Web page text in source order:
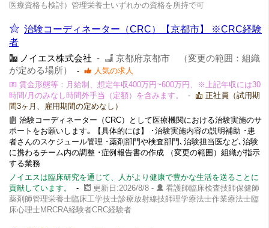
医療資格も検討）管理栄養士いずれかの資格を所持で可
治験コーディネーター（CRC）【京都市】 ※CRC経験
者
ノイエス株式会社 -
京都府京都市 （変更の範囲：組織
が定める場所）
-
人気の求人
賃金形態等：月給制、想定年収400万円~600万円、※上記年収には30
時間/月のみなし時間外手当（定額）を含みます。
-
正社員（試用期
間3ヶ月、雇用期間の定めなし）
治験コーディネーター（CRC）として医療機関における治験実施のサ
ポートをお願いします｡ 【具体的には】 ･治験実施内容の説明補助 ･患
者さんのスケジュール管理 ･薬剤部門や検査部門､治験担当医など､治験
に携わるチーム内の調整 ･症例報告書の作成 （変更の範囲）組織が指示
する業務
ノイエスは臨床研究を通じて、人がより健康で豊かな生活を送ることに
貢献しています。
- 更新日:2026/8/8 -
看護師臨床検査技師保健師
薬剤師管理栄養士臨床工学技士診療放射線技師理学療法士作業療法士臨
床心理士MRCRA経験者CRC経験者